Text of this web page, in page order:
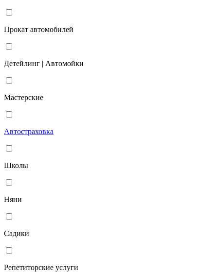
Прокат автомобилей
Детейлинг | Автомойки
Мастерские
Автостраховка
Школы
Няни
Садики
Репетиторские услуги